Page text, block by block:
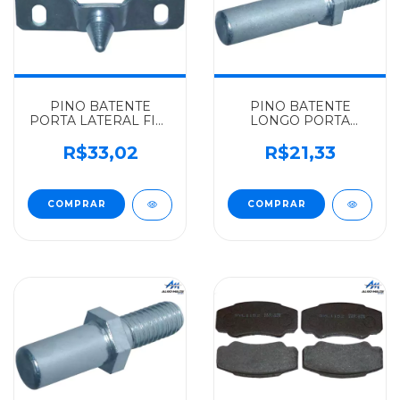
PINO BATENTE
PORTA LATERAL FIAT
514284
R$33,02
PINO BATENTE
LONGO PORTA
ALGOMAIS DUCATO
ATE 16 - 1335390080
R$21,33